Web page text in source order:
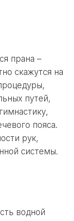
прана –
скажутся на
путей,
пояса.
рук,
системы.
водной